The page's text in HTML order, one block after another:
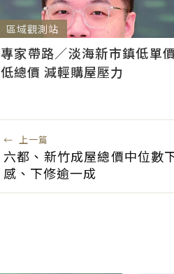
區域觀測站
專家帶路／淡海新市鎮低單價
低總價 減輕購屋壓力
← 上一篇
六都、新竹成屋總價中位數
感、下修逾一成